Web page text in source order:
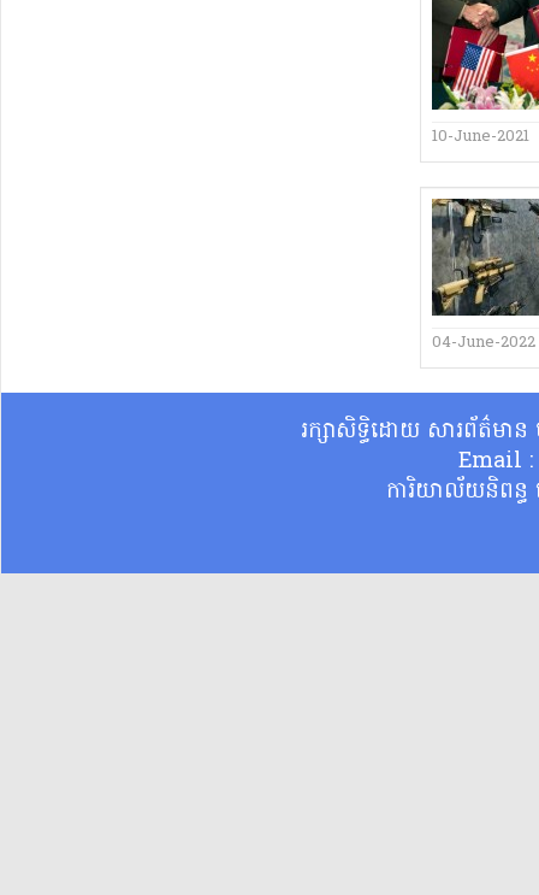
10-June-2021
04-June-2022
រក្សាសិទ្ធិដោយ សារព័ត៌មា
Email
ការិយាល័យនិពន្ធ